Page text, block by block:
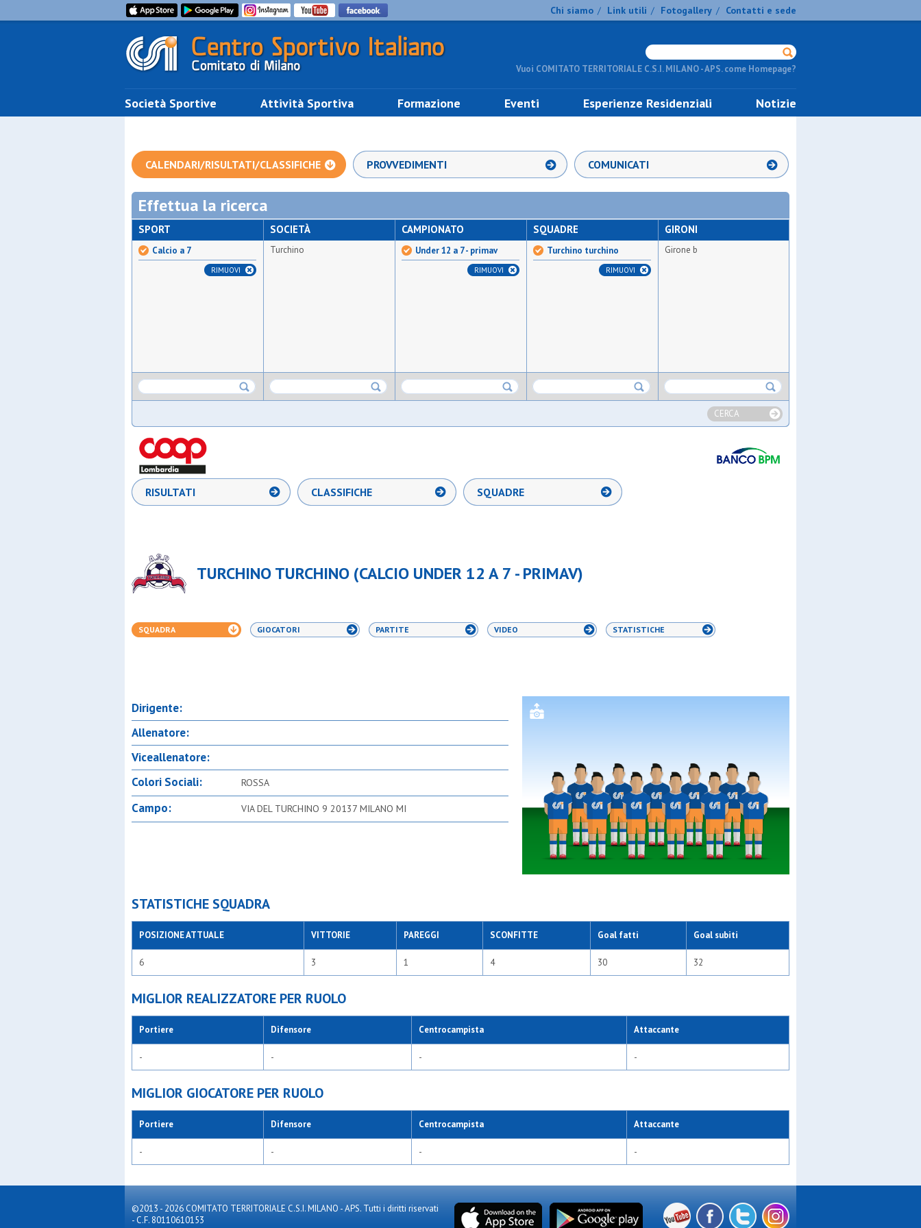
Chi siamo / Link utili / Fotogallery / Contatti e sede
Vuoi COMITATO TERRITORIALE C.S.I. MILANO - APS. come Homepage?
Società Sportive Attività Sportiva Formazione Eventi Esperienze Residenziali Notizie
CALENDARI/RISULTATI/CLASSIFICHE PROVVEDIMENTI COMUNICATI
Effettua la ricerca
SPORT
Calcio a 7
RIMUOVI
SOCIETÀ
Turchino
CAMPIONATO
Under 12 a 7 - primav
RIMUOVI
SQUADRE
Turchino turchino
RIMUOVI
GIRONI
Girone b
CERCA
RISULTATI CLASSIFICHE SQUADRE
TURCHINO TURCHINO (CALCIO UNDER 12 A 7 - PRIMAV)
SQUADRA GIOCATORI PARTITE VIDEO STATISTICHE
Dirigente:
Allenatore:
Viceallenatore:
Colori Sociali:
ROSSA
Campo: VIA DEL TURCHINO 9 20137 MILANO MI
STATISTICHE SQUADRA
POSIZIONE ATTUALE VITTORIE PAREGGI SCONFITTE Goal fatti Goal subiti
6 3 1 4 30 32
MIGLIOR REALIZZATORE PER RUOLO
Portiere Difensore Centrocampista Attaccante
- - - -
MIGLIOR GIOCATORE PER RUOLO
Portiere Difensore Centrocampista Attaccante
- - - -
©2013 - 2026 COMITATO TERRITORIALE C.S.I. MILANO - APS. Tutti i diritti riservati
- C.F. 80110610153